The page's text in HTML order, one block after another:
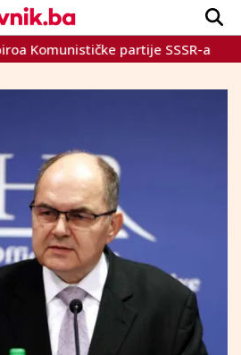
VIJESTI
SPORT
INTERVIEW
TEME
KRONIKA
LIFESTYLE
© Dnevnik.ba 2023.
partije SSSR-a